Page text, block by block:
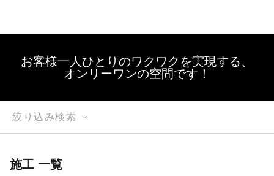
お客様一人ひとりのワクワクを実現する、
オンリーワンの空間です！
絞り込み検索
施工 一覧